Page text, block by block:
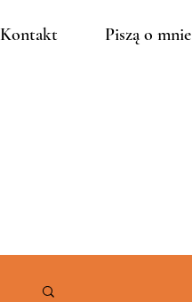
Kontakt Piszą o mnie